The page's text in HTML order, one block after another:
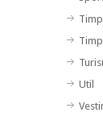
Util